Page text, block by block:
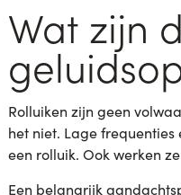
Wat zijn
Rolluiken zijn geen
het niet. Lage
een rolluik. Ook werken
Een belangrijk